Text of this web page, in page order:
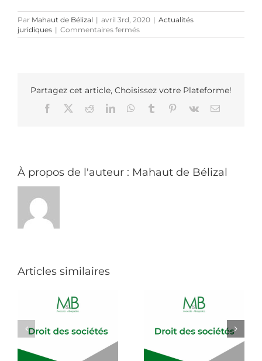
Par Mahaut de Bélizal | avril 3rd, 2020 | Actualités
juridiques | Commentaires ferméssur
La
délais
face
gérer
ses
Partagez cet article, Choisissez votre Plateforme!
Facebook RedditLinkedInWhatsApp
Tumblr Pinterest
Vk Email
À propos de l'auteur : Mahaut de Bélizal
Articles similaires